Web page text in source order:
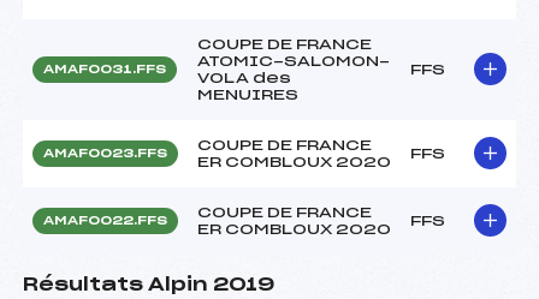
AMAF0031.FFS
COUPE DE FRANCE
ATOMIC-SALOMON-
VOLA des
MENUIRES
FFS
AMAF0023.FFS
COUPE DE FRANCE
ER COMBLOUX 2020
FFS
AMAF0022.FFS
COUPE DE FRANCE
ER COMBLOUX 2020
FFS
Résultats Alpin 2019